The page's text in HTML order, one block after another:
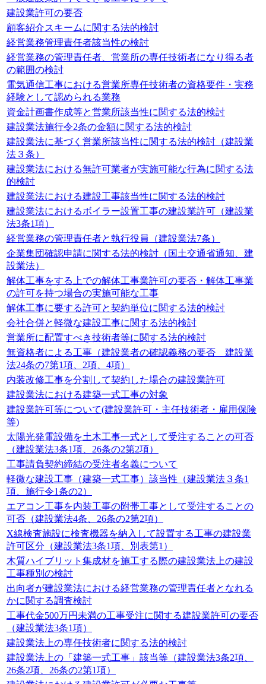
建設業許可の要否
顧客紹介スキームに関する法的検討
経営業務管理責任者該当性の検討
経営業務の管理責任者、営業所の専任技術者になり得る者
の範囲の検討
電気通信工事における営業所専任技術者の資格要件・実務
経験として認められる業務
資金計画書作成等と営業所該当性に関する法的検討
建設業法施行令2条の金額に関する法的検討
建設業法に基づく営業所該当性に関する法的検討（建設業
法３条）
建設業法における無許可業者が実施可能な行為に関する法
的検討
建設業法における建設工事該当性に関する法的検討
建設業法におけるボイラー設置工事の建設業許可（建設業
法3条1項）
経営業務の管理責任者と執行役員（建設業法7条）
企業集団確認申請に関する法的検討（国土交通省通知、建
設業法）
解体工事をする上での解体工事業許可の要否・解体工事業
の許可を持つ場合の実施可能な工事
解体工事に要する許可と契約単位に関する法的検討
会社合併と軽微な建設工事に関する法的検討
営業所に配置すべき技術者等に関する法的検討
無資格者による工事（建設業者の確認義務の要否 建設業
法24条の7第1項、2項、4項）
内装改修工事を分割して契約した場合の建設業許可
建設業法における建築一式工事の対象
建設業許可等について(建設業許可・主任技術者・雇用保険
等)
太陽光発電設備を土木工事一式として受注することの可否
（建設業法3条1項、26条の2第2項）
工事請負契約締結の受注者名義について
軽微な建設工事（建築一式工事）該当性（建設業法３条1
項、施行令1条の2）
エアコン工事を内装工事の附帯工事として受注することの
可否（建設業法4条、26条の2第2項）
X線検査施設に検査機器を納入して設置する工事の建設業
許可区分（建設業法3条1項、別表第1）
木質ハイブリット集成材を施工する際の建設業法上の建設
工事種別の検討
出向者が建設業法における経営業務の管理責任者となれる
かに関する調査検討
工事代金500万円未満の工事受注に関する建設業許可の要否
（建設業法3条1項）
建設業法上の専任技術者に関する法的検討
建設業法上の「建築一式工事」該当等（建設業法3条2項、
26条2項、26条の2第1項）